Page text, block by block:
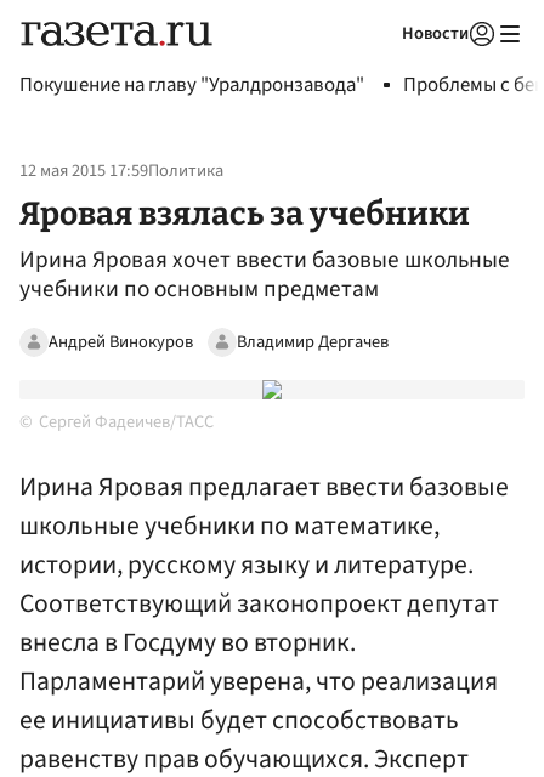
Новости
Покушение на главу "Уралдронзавода" Проблемы с
12 мая 2015 17:59Политика
Яровая взялась за учебники
Ирина Яровая хочет ввести базовые школьные
учебники по основным предметам
Андрей Винокуров Владимир Дергачев
Сергей Фадеичев/ТАСС
Ирина Яровая предлагает ввести базовые
школьные учебники по математике,
истории, русскому языку и литературе.
Соответствующий законопроект депутат
внесла в Госдуму во вторник.
Парламентарий уверена, что реализация
ее инициативы будет способствовать
равенству прав обучающихся. Эксперт